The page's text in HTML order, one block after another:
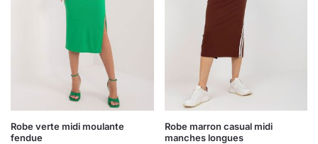
Robe verte midi moulante
fendue
Robe marron casual midi
manches longues